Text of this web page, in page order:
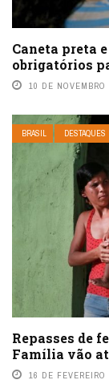
Caneta preta
obrigatórios
10 DE NOVEMBRO
BRASIL DESTAQUES
Repasses de
Família vão
16 DE FEVEREIRO